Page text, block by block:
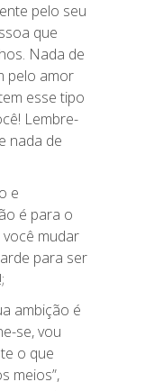
pelo seu
que
Nada de
pelo amor
esse tipo
Lembre-
nada de
e
é para o
mudar
para ser
ambição é
se, vou
o que
meios”,